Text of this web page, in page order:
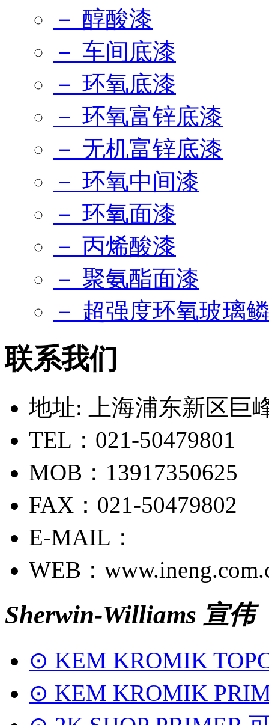
－ 醇酸漆
－ 车间底漆
－ 环氧底漆
－ 环氧富锌底漆
－ 无机富锌底漆
－ 环氧中间漆
－ 环氧面漆
－ 丙烯酸漆
－ 聚氨酯面漆
－ 超强度环氧玻璃
联系我们
地址: 上海浦东新区巨
TEL：021-50479801
MOB：13917350625
FAX：021-50479802
E-MAIL：
WEB：
Sherwin-Williams 宣伟
⊙ KEM KROMIK
⊙ KEM KROMIK